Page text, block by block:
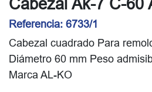
Referencia: 6733/1
Cabezal cuadrado Para
Diámetro 60 mm Peso
Marca AL-KO